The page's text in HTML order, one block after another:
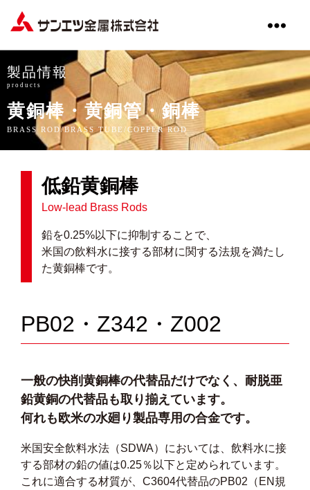
ン
エ
ツ
金
属
株
製品情報
products
黄銅棒・黄銅管・銅棒
BRASS ROD/BRASS TUBE/COPPER ROD
低鉛黄銅棒
Low-lead Brass Rods
鉛を0.25%以下に抑制することで、
米国の飲料水に接する部材に関する法規を満たし
た黄銅棒です。
PB02・Z342・Z002
一般の快削黄銅棒の代替品だけでなく、耐脱亜
鉛黄銅の代替品も取り揃えています。
何れも欧米の水廻り製品専用の合金です。
米国安全飲料水法（SDWA）においては、飲料水に接
する部材の鉛の値は0.25％以下と定められています。
これに適合する材質が、C3604代替品のPB02（EN規